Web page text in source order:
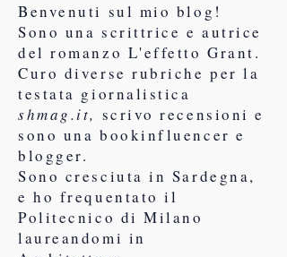
Benvenuti sul mio blog!
Sono una scrittrice e autrice
del romanzo L'effetto Grant.
Curo diverse rubriche per la
testata giornalistica
shmag.it, scrivo recensioni e
sono una bookinfluencer e
blogger.
Sono cresciuta in Sardegna,
e ho frequentato il
Politecnico di Milano
laureandomi in